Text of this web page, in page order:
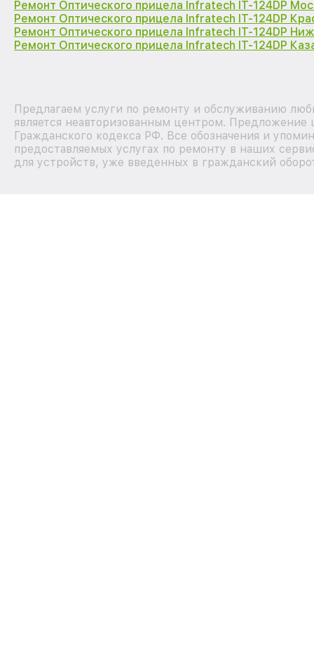
Ремонт Оптического прицела Infratech IT-124DP
Ремонт Оптического прицела Infratech IT-124DP
Ремонт Оптического прицела Infratech IT-124DP
Ремонт Оптического прицела Infratech IT-124DP
Предлагаем услуги по ремонту и обслуживанию
является неавторизованным центром.
Гражданского кодекса РФ. Все обозначения и
предоставляемых услугах по ремонту в наших
для устройств, уже введенных в гражданский